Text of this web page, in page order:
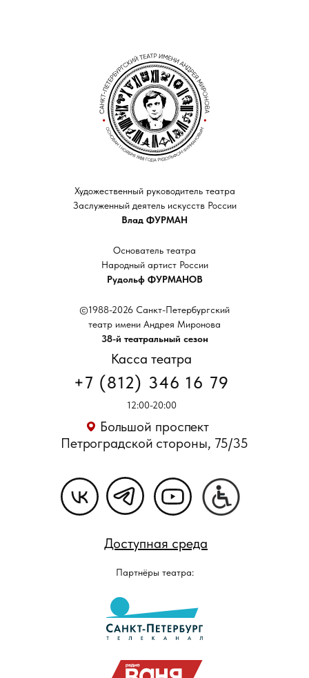
Художественный руководитель театра
Заслуженный деятель искусств России
Влад ФУРМАН
12:00-20:00
+7 (812) 346 16 79
©1988-2026 Санкт-Петербургский
театр имени Андрея Миронова
38-й театральный сезон
Основатель театра
Народный артист России
Рудольф ФУРМАНОВ
Большой проспект
Петроградской стороны, 75/35
Партнёры театра:
Касса театра
Доступная среда